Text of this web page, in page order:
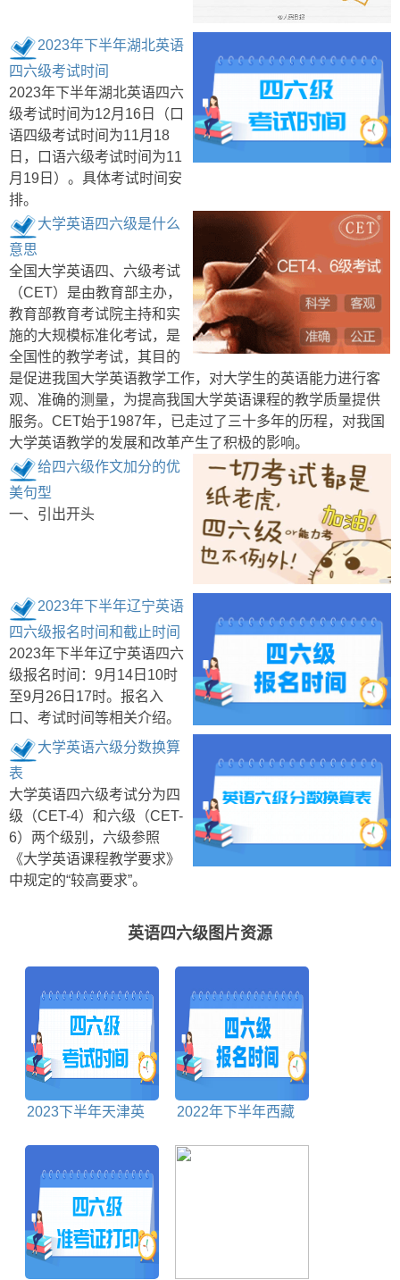
2023年下半年湖北英语
四六级考试时间
2023年下半年湖北英语四六
级考试时间为12月16日（口
语四级考试时间为11月18
日，口语六级考试时间为11
月19日）。具体考试时间安
排。
大学英语四六级是什么
意思
全国大学英语四、六级考试
（CET）是由教育部主办，
教育部教育考试院主持和实
施的大规模标准化考试，是
全国性的教学考试，其目的
是促进我国大学英语教学工作，对大学生的英语能力进行客
观、准确的测量，为提高我国大学英语课程的教学质量提供
服务。CET始于1987年，已走过了三十多年的历程，对我国
大学英语教学的发展和改革产生了积极的影响。
给四六级作文加分的优
美句型
一、引出开头
2023年下半年辽宁英语
四六级报名时间和截止时间
2023年下半年辽宁英语四六
级报名时间：9月14日10时
至9月26日17时。报名入
口、考试时间等相关介绍。
大学英语六级分数换算
表
大学英语四六级考试分为四
级（CET-4）和六级（CET-
6）两个级别，六级参照
《大学英语课程教学要求》
中规定的“较高要求”。
英语四六级图片资源
2023下半年天津英
2022年下半年西藏